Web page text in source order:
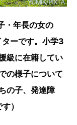
・年長の女の
ーです。小学3
級に在籍してい
の様子について
の子、発達障
）